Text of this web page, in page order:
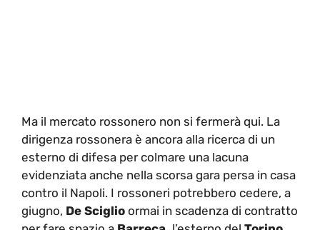
Ma il mercato rossonero non si fermerà qui. La
dirigenza rossonera è ancora alla ricerca di un
esterno di difesa per colmare una lacuna
evidenziata anche nella scorsa gara persa in casa
contro il Napoli. I rossoneri potrebbero cedere, a
giugno, De Sciglio ormai in scadenza di contratto